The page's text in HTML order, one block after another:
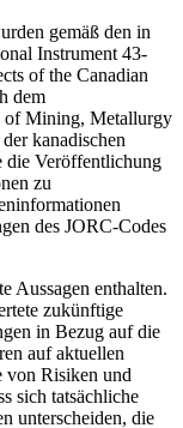
gemäß den in
Instrument 43-
of the Canadian
dem
of Mining, Metallurgy
kanadischen
die Veröffentlichung
zu
des JORC-Codes
Aussagen enthalten.
zukünftige
in Bezug auf die
auf aktuellen
von Risiken und
sich tatsächliche
unterscheiden, die